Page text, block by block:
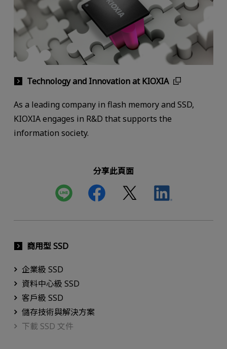
Technology and Innovation at KIOXIA
As a leading company in flash memory and SSD,
KIOXIA engages in R&D that supports the
information society.
分享此頁面
商用型 SSD
企業級 SSD
資料中心級 SSD
客戶級 SSD
儲存技術與解決方案
下載 SSD 文件